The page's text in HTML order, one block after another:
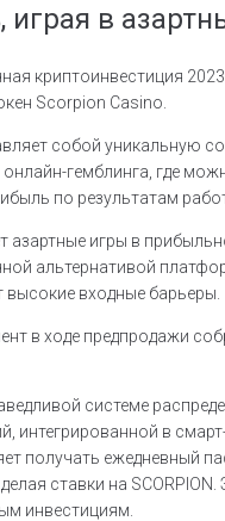
играя в
криптоинвестиция 2023
Scorpion Casino.
собой уникальную
гемблинга, где
по результатам
азартные игры в
альтернативой
входные барьеры.
в ходе предпродажи
системе
интегрированной в
получать ежедневный
ставки на
инвестициям.